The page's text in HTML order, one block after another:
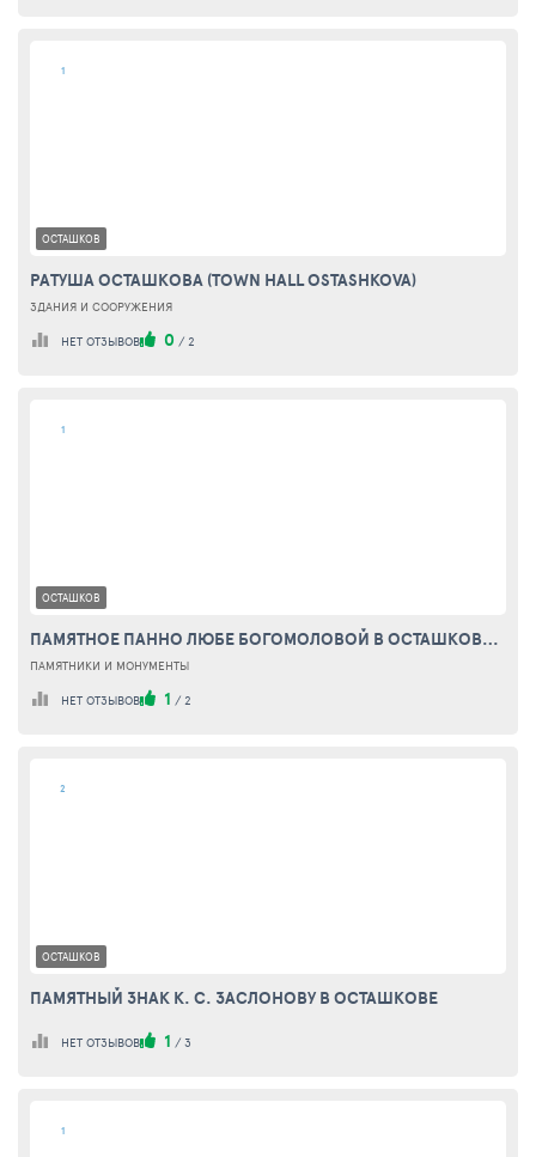
1
ОСТАШКОВ
РАТУША ОСТАШКОВА (TOWN HALL OSTASHKOVA)
ЗДАНИЯ И СООРУЖЕНИЯ
НЕТ ОТЗЫВОВ 0 / 2
1
ОСТАШКОВ
ПАМЯТНОЕ ПАННО ЛЮБЕ БОГОМОЛОВОЙ В ОСТАШКОВЕ (MEMORIAL PANEL LUBA BOGOMOLOVA IN OSTASHKOV)
ПАМЯТНИКИ И МОНУМЕНТЫ
НЕТ ОТЗЫВОВ 1 / 2
2
ОСТАШКОВ
ПАМЯТНЫЙ ЗНАК К. С. ЗАСЛОНОВУ В ОСТАШКОВЕ
НЕТ ОТЗЫВОВ 1 / 3
1